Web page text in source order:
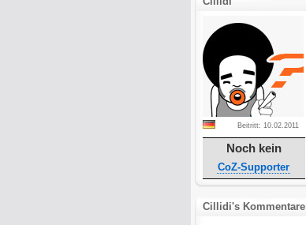
Beitritt: 10.02.2011
Noch kein
CoZ-Supporter
Cillidi's Kommentare